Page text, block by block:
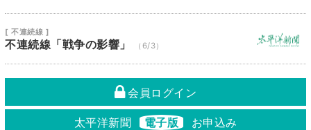
[ 不連続線 ]
不連続線「戦争の影響」 （6/3）
会員ログイン
太平洋新聞 電子版
お申込み